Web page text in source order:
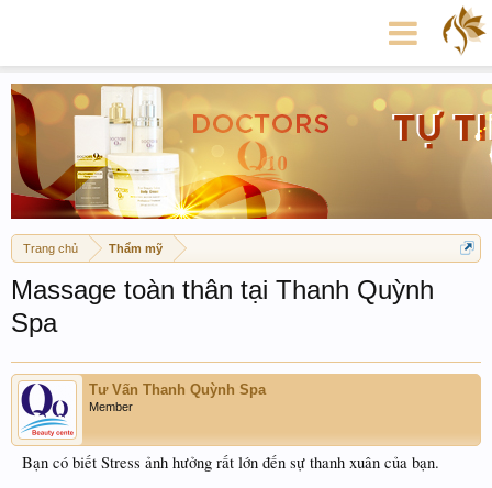
Trang chủ Thẩm mỹ
Massage toàn thân tại Thanh Quỳnh
Spa
Tư Vấn Thanh Quỳnh Spa
Member
Bạn có biết Stress ảnh hưởng rất lớn đến sự thanh xuân của bạn.